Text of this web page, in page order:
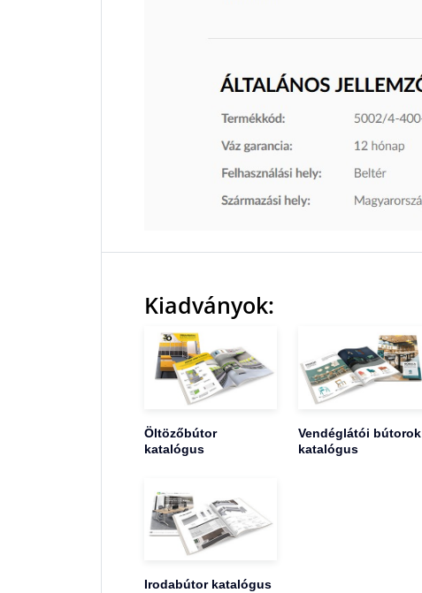
Kiadványok:
Öltözőbútor
katalógus
Vendéglátói bútorok
katalógus
Irodabútor katalógus